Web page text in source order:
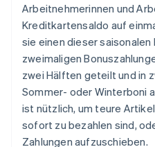
Arbeitnehmerinnen und
Kreditkartensaldo auf
sie einen dieser saisonalen
zweimaligen
zwei Hälften geteilt und in
Sommer- oder Winterboni
ist nützlich, um teure
sofort zu bezahlen sind,
Zahlungen aufzuschieben.